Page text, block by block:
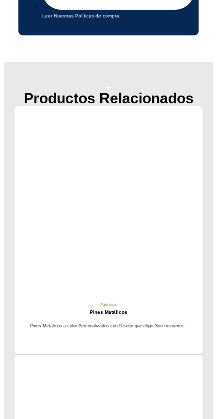
Leer Nuestras Políticas de compra.
Productos Relacionados
Publicidad
Pines Matálicos
Pines Metálicos a color Personalizados con Diseño que elijas.Son frecuente...